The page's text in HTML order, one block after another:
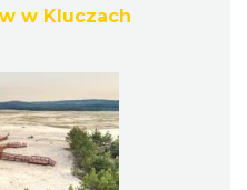
w Kluczach